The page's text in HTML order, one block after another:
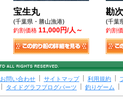
宝生丸
(千葉県・勝山漁港)
釣割価格 11,000円/人～
勘
(千葉
釣割
お問い合わせ サイトマップ 利用規約
タイドグラフブログパーツ 釣りゲーム